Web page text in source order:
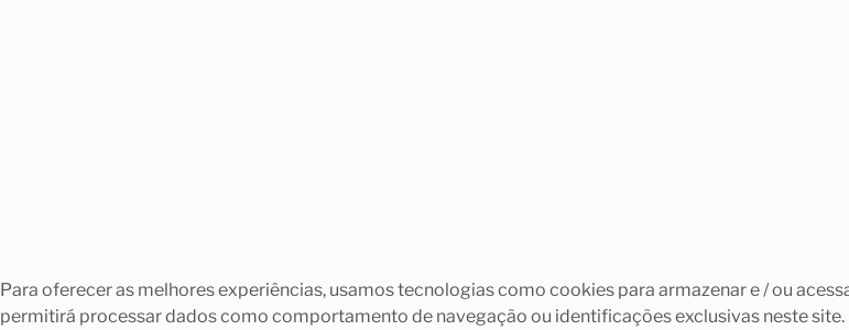
Para oferecer as melhores experiências, usamos tecnologias como cookies para armazenar e / ou
permitirá processar dados como comportamento de navegação ou identificações exclusivas neste